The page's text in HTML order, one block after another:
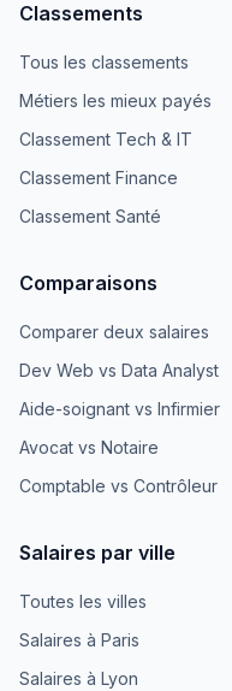
Classements
Tous les classements
Métiers les mieux payés
Classement Tech & IT
Classement Finance
Classement Santé
Comparaisons
Comparer deux salaires
Dev Web vs Data Analyst
Aide-soignant vs Infirmier
Avocat vs Notaire
Comptable vs Contrôleur
Salaires par ville
Toutes les villes
Salaires à Paris
Salaires à Lyon